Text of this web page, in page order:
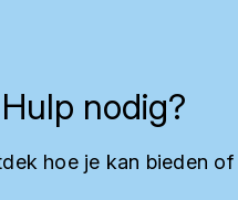
Hulp nodig?
hoe je kan bieden